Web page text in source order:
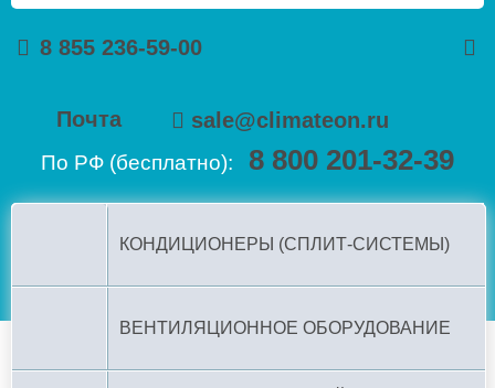
8 855 236-59-00
Почта sale@climateon.ru
По РФ (бесплатно): 8 800 201-32-39
КОНДИЦИОНЕРЫ (СПЛИТ-СИСТЕМЫ)
ВЕНТИЛЯЦИОННОЕ ОБОРУДОВАНИЕ